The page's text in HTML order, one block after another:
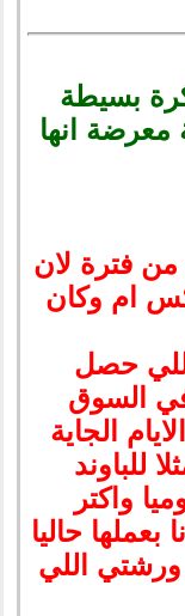
بسيطة
انها
فترة لان
ام وكان
حصل
في السوق
الجاية
للباوند
حاليا
اللي